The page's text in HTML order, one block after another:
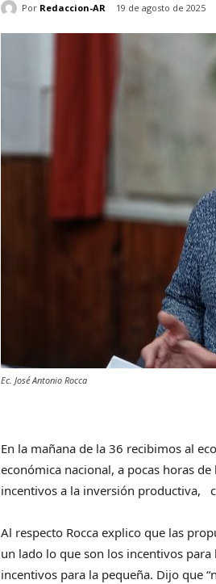
Por Redaccion-AR 19 de agosto de 2025
Ec. José Antonio Rocca
En la mañana de la 36 recibimos al
económica nacional, a pocas horas
incentivos a la inversión productiva,
Al respecto Rocca explico que las
un lado lo que son los incentivos
incentivos para la pequeña. Dijo que